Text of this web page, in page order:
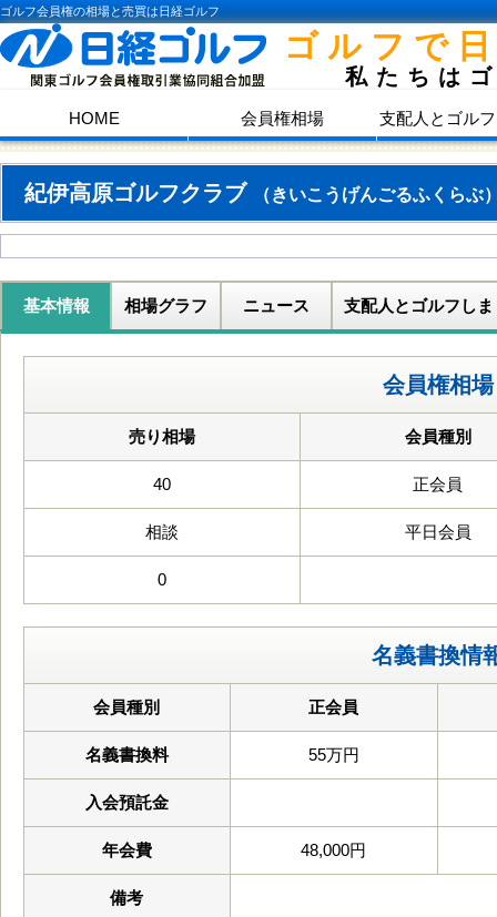
ゴルフ会員権の相場と売買は日経ゴルフ
ゴルフで
私たちは
HOME 会員権相場 支配人とゴル
紀伊高原ゴルフクラブ （きいこうげんごるふくらぶ
基本情報 相場グラフ ニュース 支配人とゴルフしま
会員権相場
売り相場 会員種別
40 正会員
相談 平日会員
0
名義書換情
会員種別 正会員
名義書換料 55万円
入会預託金
年会費 48,000円
備考